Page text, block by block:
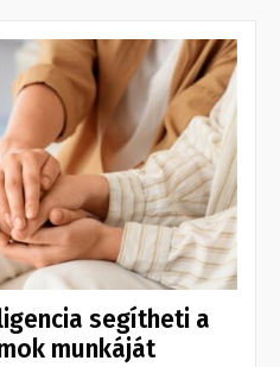
segítheti a
munkáját